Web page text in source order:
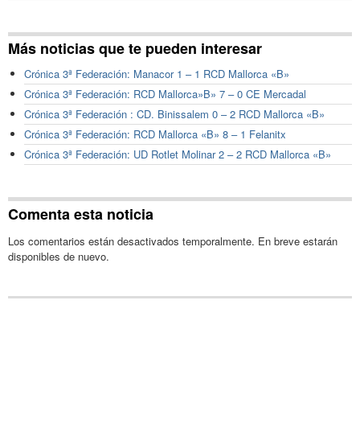
Más noticias que te pueden interesar
Crónica 3ª Federación: Manacor 1 – 1 RCD Mallorca «B»
Crónica 3ª Federación: RCD Mallorca»B» 7 – 0 CE Mercadal
Crónica 3ª Federación : CD. Binissalem 0 – 2 RCD Mallorca «B»
Crónica 3ª Federación: RCD Mallorca «B» 8 – 1 Felanitx
Crónica 3ª Federación: UD Rotlet Molinar 2 – 2 RCD Mallorca «B»
Comenta esta noticia
Los comentarios están desactivados temporalmente. En breve estarán
disponibles de nuevo.